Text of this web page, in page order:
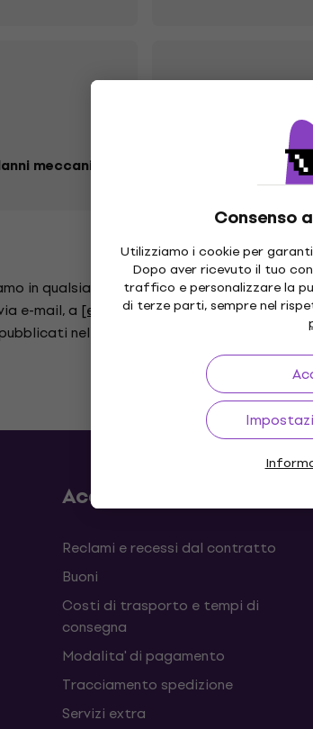
Consenso
Utilizziamo i cookie per
Dopo aver ricevuto il tuo
traffico e personalizzare la
di terze parti, sempre nel
meccanici Mi avete
in qualsiasi negozio Muziker che
e-mail, a [email protected]. Riceverai
nella
Politica sulla garanzia per
Acquisto
Reclami e recessi dal contratto
Buoni
Costi di trasporto e tempi di
consegna
Modalita' di pagamento
Tracciamento spedizione
Servizi extra